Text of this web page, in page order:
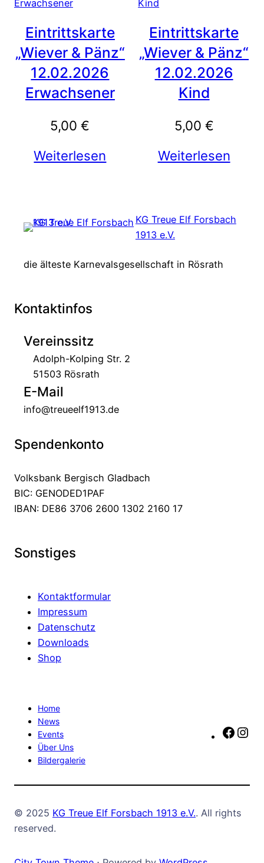
Eintrittskarte
„Wiever & Pänz“
12.02.2026
Erwachsener
5,00€
Weiterlesen
Eintrittskarte
„Wiever & Pänz“
12.02.2026
Kind
5,00 €
Weiterlesen
KG Treue Elf Forsbach
1913 e.V.
die älteste Karnevalsgesellschaft in Rösrath
Kontaktinfos
Vereinssitz
Adolph-Kolping Str. 2
51503 Rösrath
E-Mail
info@treueelf1913.de
Spendenkonto
Volksbank Bergisch Gladbach
BIC: GENODED1PAF
IBAN: DE86 3706 2600 1302 2160 17
Sonstiges
Kontaktformular
Impressum
Datenschutz
Downloads
Shop
Home
News
Events
Über Uns
Bildergalerie
© 2025 KG Treue Elf Forsbach 1913 e.V.. All rights
reserved.